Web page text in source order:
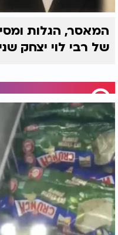
המאסר, הגלות
של רבי לוי יצחק